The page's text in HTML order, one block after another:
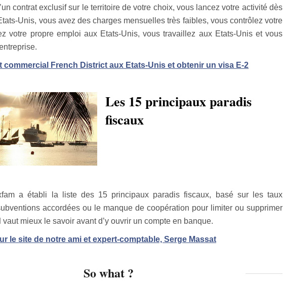
contrat exclusif sur le territoire de votre choix, vous lancez votre activité dès
Unis, vous avez des charges mensuelles très faibles, vous contrôlez votre
votre propre emploi aux Etats-Unis, vous travaillez aux Etats-Unis et vous
commercial French District aux Etats-Unis et obtenir un visa E-2
Les 15 principaux paradis
fiscaux
a établi la liste des 15 principaux paradis fiscaux, basé sur les taux
accordées ou le manque de coopération pour limiter ou supprimer
vaut mieux le savoir avant d’y ouvrir un compte en banque.
le site de notre ami et expert-comptable, Serge Massat
So what ?